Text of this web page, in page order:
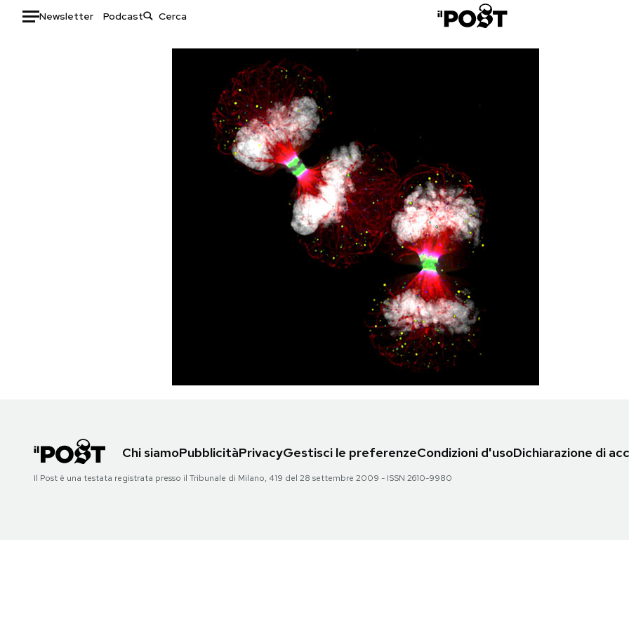
Newsletter Podcast
Auto
Consumismi
SHOP
Chi siamoPubblicitàPrivacyGestisci le preferenzeCondizioni d'usoDichiarazione di
Il Post è una testata registrata presso il Tribunale di Milano, 419 del 28 settembre 2009 - ISSN 2610-9980